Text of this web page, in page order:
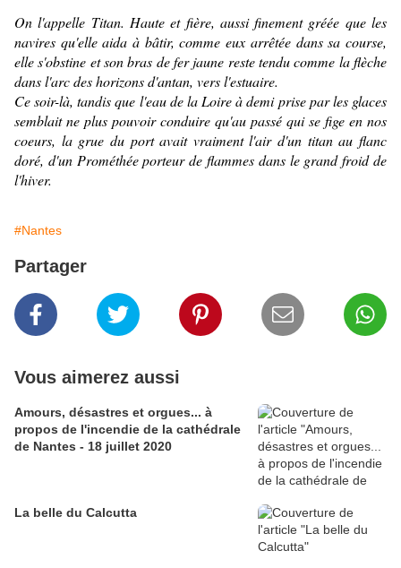
On l'appelle Titan. Haute et fière, aussi finement gréée que les
navires qu'elle aida à bâtir, comme eux arrêtée dans sa course,
elle s'obstine et son bras de fer jaune reste tendu comme la flèche
dans l'arc des horizons d'antan, vers l'estuaire.
Ce soir-là, tandis que l'eau de la Loire à demi prise par les glaces
semblait ne plus pouvoir conduire qu'au passé qui se fige en nos
coeurs, la grue du port avait vraiment l'air d'un titan au flanc
doré, d'un Prométhée porteur de flammes dans le grand froid de
l'hiver.
#Nantes
Partager
Vous aimerez aussi
Amours, désastres et orgues... à
propos de l'incendie de la cathédrale
de Nantes - 18 juillet 2020
La belle du Calcutta